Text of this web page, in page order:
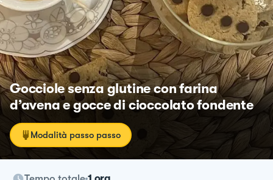
Gocciole senza glutine con farina
d’avena e gocce di cioccolato fondente
Modalità passo passo